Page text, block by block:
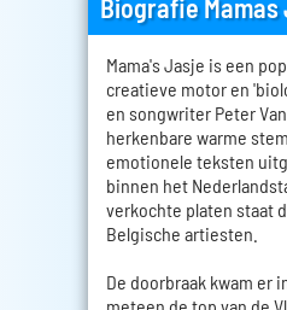
Biografie Mamas
Mama's Jasje is een
creatieve motor en
en songwriter Peter
herkenbare warme
emotionele teksten
binnen het
verkochte platen staat
Belgische artiesten.
De doorbraak kwam er